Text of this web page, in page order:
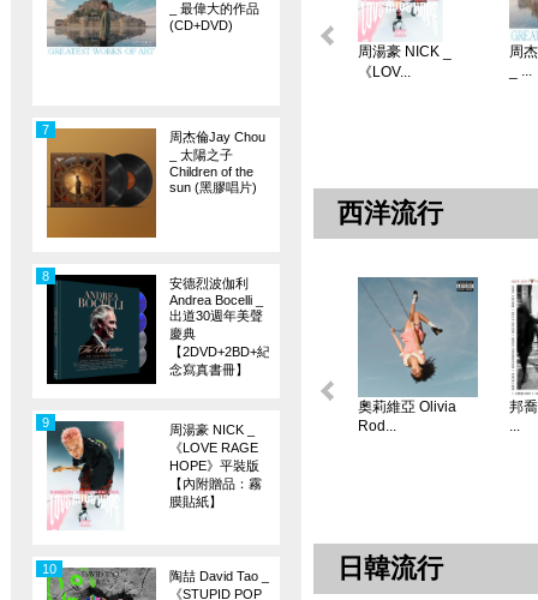
_ 最偉大的作品
(CD+DVD)
周杰倫Jay Chou
_ 太陽之子
Children of the
sun (黑膠唱片)
7
安德烈波伽利
Andrea Bocelli _
出道30週年美聲
慶典
【2DVD+2BD+紀
念寫真書冊】
8
周湯豪 NICK _
《LOVE RAGE
HOPE》平裝版
【內附贈品：霧
膜貼紙】
9
陶喆 David Tao _
《STUPID POP
10
周湯豪 NICK _
《LOV...
周
_ ...
西洋流行
奧莉維亞 Olivia
Rod...
邦
...
日韓流行